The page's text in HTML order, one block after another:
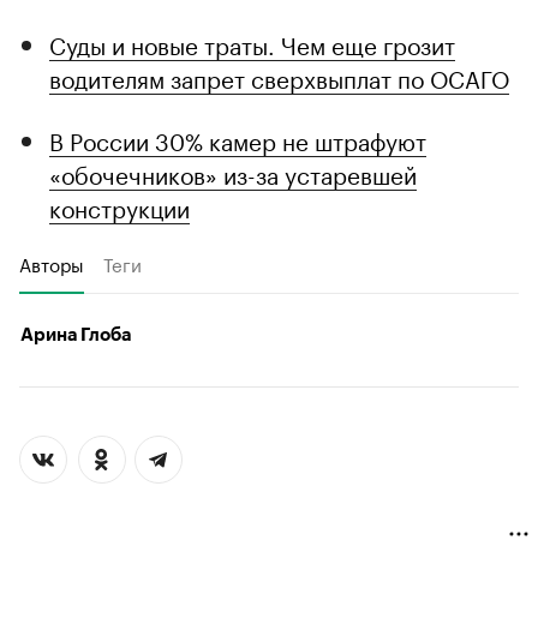
Суды и новые траты. Чем еще грозит
водителям запрет сверхвыплат по ОСАГО
В России 30% камер не штрафуют
«обочечников» из-за устаревшей
конструкции
Авторы Теги
Арина Глоба